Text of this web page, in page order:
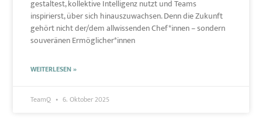
gestaltest, kollektive Intelligenz nutzt und Teams
inspirierst, über sich hinauszuwachsen. Denn die Zukunft
gehört nicht der/dem allwissenden Chef*innen – sondern
souveränen Ermöglicher*innen
WEITERLESEN »
TeamQ 6. Oktober 2025